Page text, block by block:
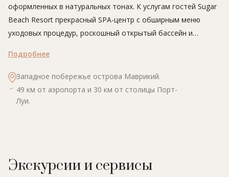
оформленных в натуральных тонах. К услугам гостей Sugar
Beach Resort прекрасный SPA-центр с обширным меню
уходовых процедур, роскошный открытый бассейн и
суше. Для маленьких гостей в отеле работает детский клуб,
где малышей ждут весёлые игры и развлекательные
программы, уроки плавания и образовательные экскурсии.
Для подростков предусмотрены увлекательные спортивные
Подробнее
Западное побережье острова Маврикий.
49 км от аэропорта и 30 км от столицы Порт-
Луи.
Экскурсии и сервисы